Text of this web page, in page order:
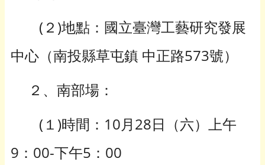
(２)地點：國立臺灣工藝研究發展
中心（南投縣草屯鎮 中正路573號）
２、南部場：
(１)時間：10月28日（六）上午
9：00-下午5：00